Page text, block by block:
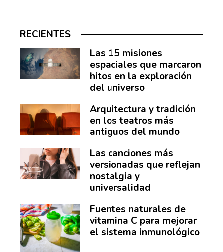
RECIENTES
Las 15 misiones
espaciales que marcaron
hitos en la exploración
del universo
Arquitectura y tradición
en los teatros más
antiguos del mundo
Las canciones más
versionadas que reflejan
nostalgia y
universalidad
Fuentes naturales de
vitamina C para mejorar
el sistema inmunológico